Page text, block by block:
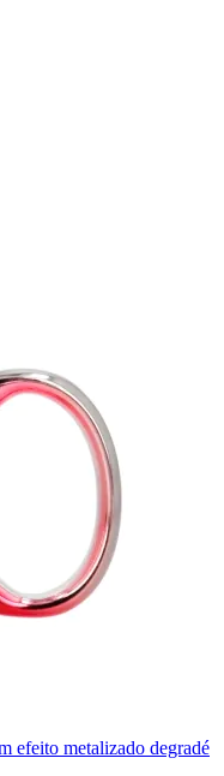
efeito metalizado degradé